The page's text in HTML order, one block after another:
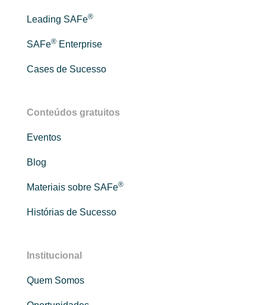
Leading SAFe®
SAFe® Enterprise
Cases de Sucesso
Conteúdos gratuitos
Eventos
Blog
Materiais sobre SAFe®
Histórias de Sucesso
Institucional
Quem Somos